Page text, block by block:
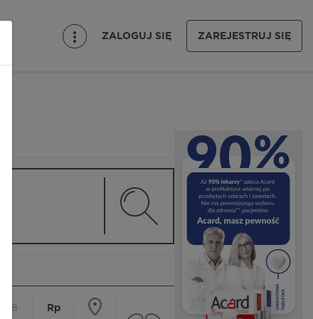
ZALOGUJ SIĘ ZAREJESTRUJ SIĘ
18
Rp